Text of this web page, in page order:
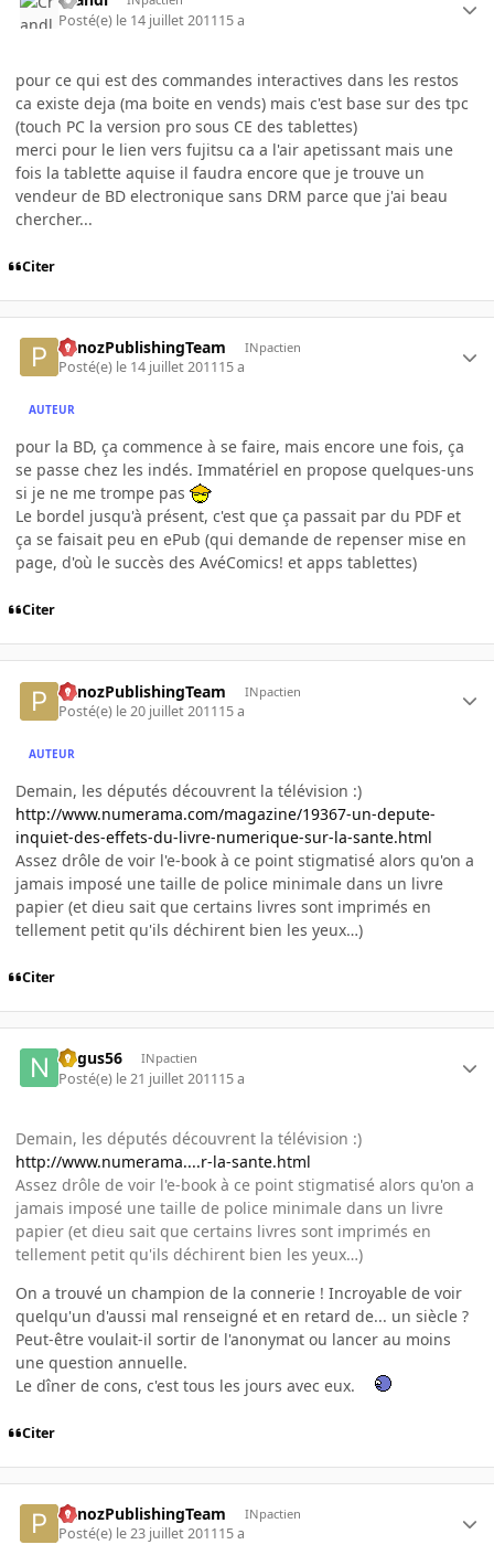
Posté(e) le 14 juillet 201115 a
pour ce qui est des commandes interactives dans les restos
ca existe deja (ma boite en vends) mais c'est base sur des tpc
(touch PC la version pro sous CE des tablettes)
merci pour le lien vers fujitsu ca a l'air apetissant mais une
fois la tablette aquise il faudra encore que je trouve un
vendeur de BD electronique sans DRM parce que j'ai beau
chercher...
Citer
PanozPublishingTeam INpactien
Posté(e) le 14 juillet 201115 a
AUTEUR
pour la BD, ça commence à se faire, mais encore une fois, ça
se passe chez les indés. Immatériel en propose quelques-uns
si je ne me trompe pas
Le bordel jusqu'à présent, c'est que ça passait par du PDF et
ça se faisait peu en ePub (qui demande de repenser mise en
page, d'où le succès des AvéComics! et apps tablettes)
Citer
PanozPublishingTeam INpactien
Posté(e) le 20 juillet 201115 a
AUTEUR
Demain, les députés découvrent la télévision :)
http://www.numerama.com/magazine/19367-un-depute-
inquiet-des-effets-du-livre-numerique-sur-la-sante.html
Assez drôle de voir l'e-book à ce point stigmatisé alors qu'on a
jamais imposé une taille de police minimale dans un livre
papier (et dieu sait que certains livres sont imprimés en
tellement petit qu'ils déchirent bien les yeux…)
Citer
negus56 INpactien
Posté(e) le 21 juillet 201115 a
Demain, les députés découvrent la télévision :)
http://www.numerama....r-la-sante.html
Assez drôle de voir l'e-book à ce point stigmatisé alors qu'on a
jamais imposé une taille de police minimale dans un livre
papier (et dieu sait que certains livres sont imprimés en
tellement petit qu'ils déchirent bien les yeux…)
On a trouvé un champion de la connerie ! Incroyable de voir
quelqu'un d'aussi mal renseigné et en retard de... un siècle ?
Peut-être voulait-il sortir de l'anonymat ou lancer au moins
une question annuelle.
Le dîner de cons, c'est tous les jours avec eux.
Citer
PanozPublishingTeam INpactien
Posté(e) le 23 juillet 201115 a